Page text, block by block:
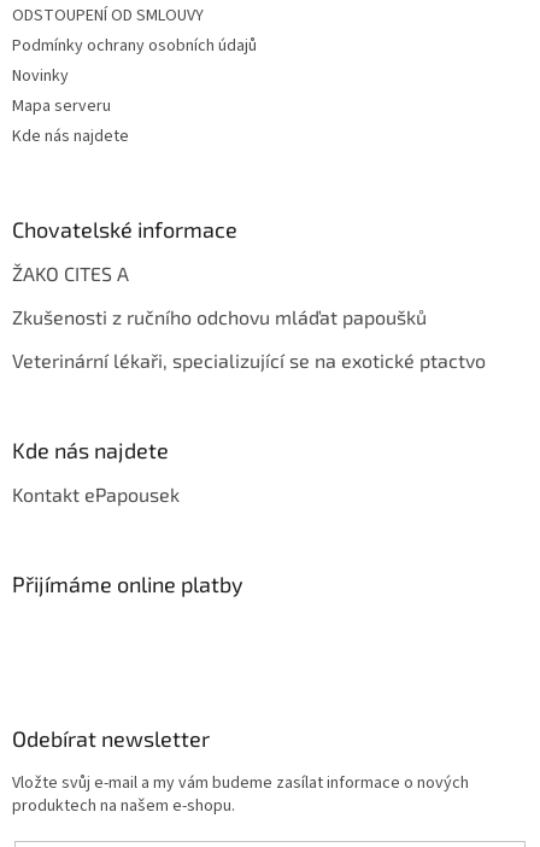
ODSTOUPENÍ OD SMLOUVY
Podmínky ochrany osobních údajů
Novinky
Mapa serveru
Kde nás najdete
Chovatelské informace
ŽAKO CITES A
Zkušenosti z ručního odchovu mláďat papoušků
Veterinární lékaři, specializující se na exotické ptactvo
Kde nás najdete
Kontakt ePapousek
Přijímáme online platby
Odebírat newsletter
Vložte svůj e-mail a my vám budeme zasílat informace o nových
produktech na našem e-shopu.